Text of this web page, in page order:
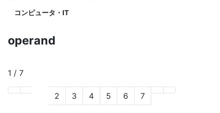
コンピュータ・IT
operand
1 / 7
2 3 4 5 6 7